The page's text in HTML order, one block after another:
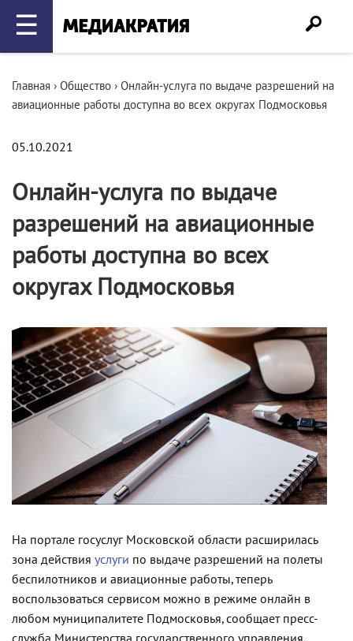
☰
Главная › Общество › Онлайн-услуга по выдаче разрешений на
авиационные работы доступна во всех округах Подмосковья
05.10.2021
Онлайн-услуга по выдаче
разрешений на авиационные
работы доступна во всех
округах Подмосковья
На портале госуслуг Московской области расширилась
зона действия услуги по выдаче разрешений на полеты
беспилотников и авиационные работы, теперь
воспользоваться сервисом можно в режиме онлайн в
любом муниципалитете Подмосковья, сообщает пресс-